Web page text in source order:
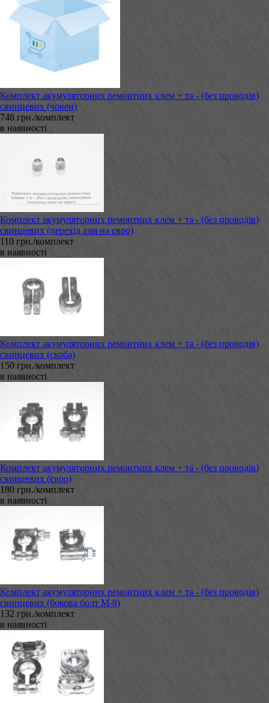
Комплект акумуляторних ремонтних клем + та - (без проводів)
свинцевих (човен)
748 грн./комплект
в наявності
Комплект акумуляторних ремонтних клем + та - (без проводів)
свинцевих (перехід азія на євро)
110 грн./комплект
в наявності
Комплект акумуляторних ремонтних клем + та - (без проводів)
свинцевих (скоба)
150 грн./комплект
в наявності
Комплект акумуляторних ремонтних клем + та - (без проводів)
свинцевих (євро)
180 грн./комплект
в наявності
Комплект акумуляторних ремонтних клем + та - (без проводів)
свинцевих (бокова болт М-8)
132 грн./комплект
в наявності